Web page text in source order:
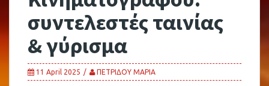
συντελεστές ταινίας
& γύρισμα
11 April 2025 ΠΕΤΡΙΔΟΥ ΜΑΡΙΑ